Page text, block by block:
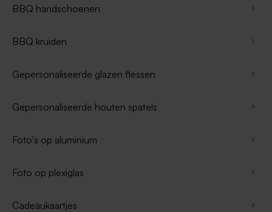
BBQ handschoenen
BBQ kruiden
Gepersonaliseerde glazen flessen
Gepersonaliseerde houten spatels
Foto's op aluminium
Foto op plexiglas
Cadeaukaartjes